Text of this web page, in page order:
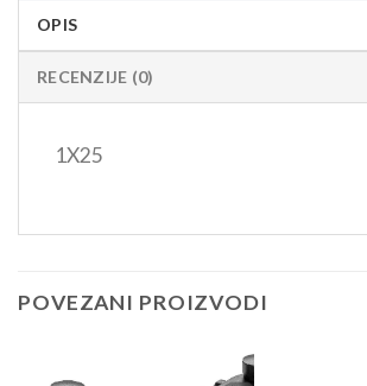
OPIS
RECENZIJE (0)
1X25
POVEZANI PROIZVODI